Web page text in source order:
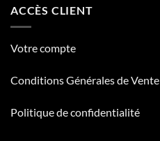
ACCÈS CLIENT
Votre compte
Conditions Générales de Vente
Politique de confidentialité